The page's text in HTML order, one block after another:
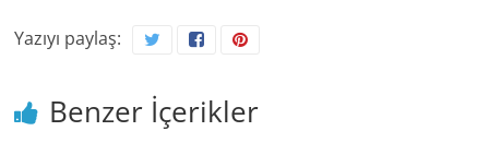
Yazıyı paylaş:
Benzer İçerikler